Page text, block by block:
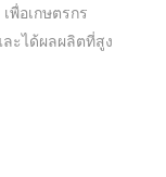
พื่อเกษตรกร
ะได้ผลผลิตที่สูง